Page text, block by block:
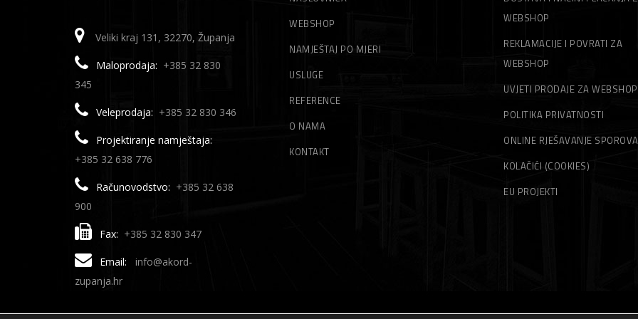
Veliki kraj 131, 32270, Županja
Maloprodaja: +385 32 830
345
Veleprodaja: +385 32 830 346
Projektiranje namještaja:
+385 32 638 776
Računovodstvo: +385 32 638
900
Fax: +385 32 830 347
Email:
info@akord-
zupanja.hr
WEBSHOP
NAMJEŠTAJ PO MJERI
USLUGE
REFERENCE
O NAMA
KONTAKT
WEBSHOP
REKLAMACIJE I POVRATI ZA
WEBSHOP
UVJETI PRODAJE ZA WEBSHOP
POLITIKA PRIVATNOSTI
ONLINE RJEŠAVANJE SPOROVA
KOLAČIĆI (COOKIES)
EU PROJEKTI